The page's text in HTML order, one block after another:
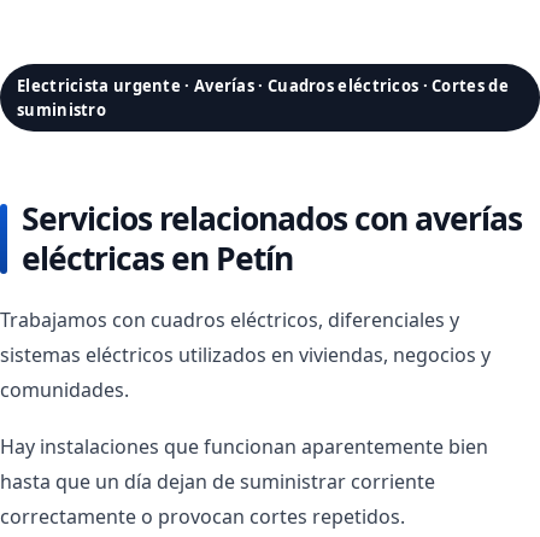
Electricista urgente · Averías · Cuadros eléctricos · Cortes de
suministro
Servicios relacionados con averías
eléctricas en Petín
Trabajamos con cuadros eléctricos, diferenciales y
sistemas eléctricos utilizados en viviendas, negocios y
comunidades.
Hay instalaciones que funcionan aparentemente bien
hasta que un día dejan de suministrar corriente
correctamente o provocan cortes repetidos.